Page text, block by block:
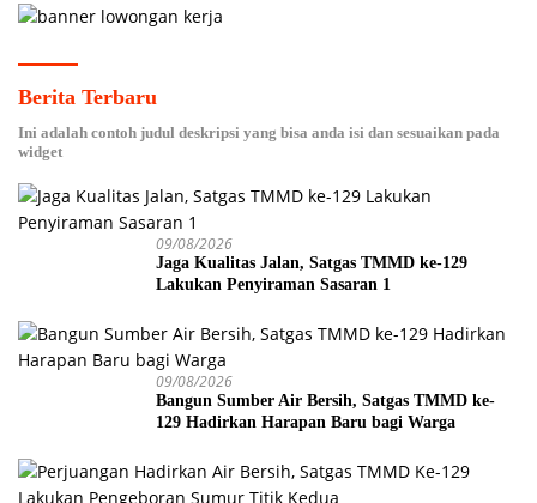
Berita Terbaru
Ini adalah contoh judul deskripsi yang bisa anda isi dan sesuaikan pada
widget
09/08/2026
Jaga Kualitas Jalan, Satgas TMMD ke-129
Lakukan Penyiraman Sasaran 1
09/08/2026
Bangun Sumber Air Bersih, Satgas TMMD ke-
129 Hadirkan Harapan Baru bagi Warga